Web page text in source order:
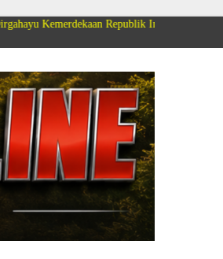
Republik Indonesia ke 81